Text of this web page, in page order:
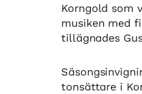
Korngold som
musiken med
tillägnades
tonsättare i